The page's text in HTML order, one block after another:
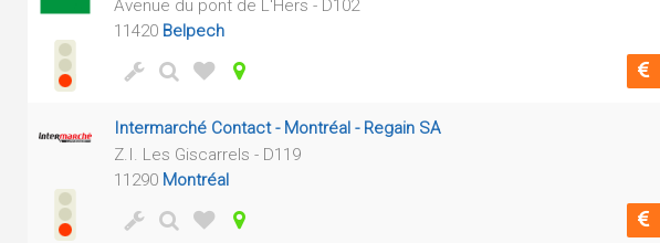
Avenue du pont de L'Hers - D102
11420 Belpech
Intermarché Contact - Montréal - Regain SA
Z.I. Les Giscarrels - D119
11290 Montréal